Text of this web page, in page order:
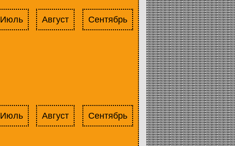
Июль Август Сентябрь
Июль Август Сентябрь